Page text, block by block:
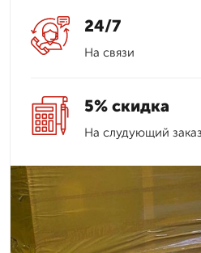
24/7
На связи
5% скидка
На слудующий заказ